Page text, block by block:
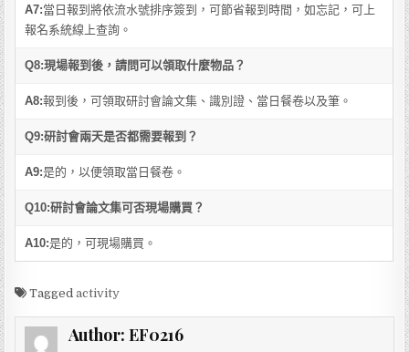
A7:當日報到將依流水號排序簽到，可節省報到時間，如忘記，可上
報名系統線上查詢。
Q8:現場報到後，請問可以領取什麼物品？
A8:報到後，可領取研討會論文集、識別證、當日餐卷以及筆。
Q9:研討會兩天是否都需要報到？
A9:是的，以便領取當日餐卷。
Q10:研討會論文集可否現場購買？
A10:是的，可現場購買。
Taggedactivity
Author: EF0216